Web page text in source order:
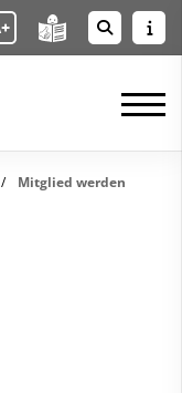
Mitglied werden